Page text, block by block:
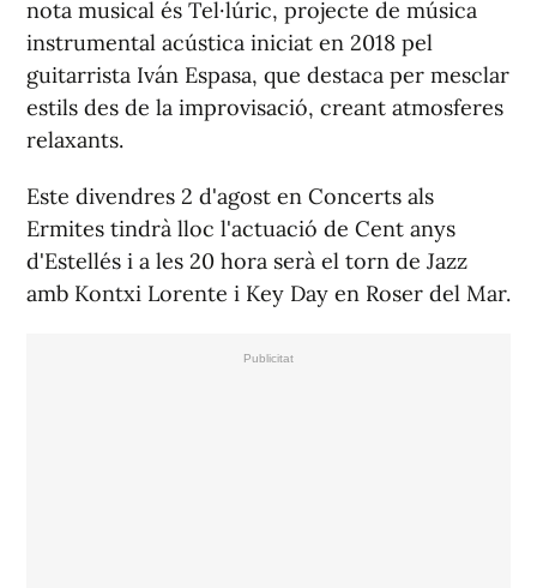
nota musical és Tel·lúric, projecte de música
instrumental acústica iniciat en 2018 pel
guitarrista Iván Espasa, que destaca per mesclar
estils des de la improvisació, creant atmosferes
relaxants.
Este divendres 2 d'agost en Concerts als
Ermites tindrà lloc l'actuació de Cent anys
d'Estellés i a les 20 hora serà el torn de Jazz
amb Kontxi Lorente i Key Day en Roser del Mar.